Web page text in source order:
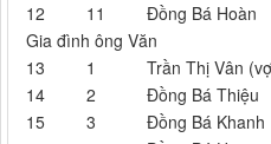
12
11
Đồng Bá Hoàn
Gia đình ông Văn
13
1
Trần Thị Vân
14
2
Đồng Bá Thiệu
15
3
Đồng Bá Khanh